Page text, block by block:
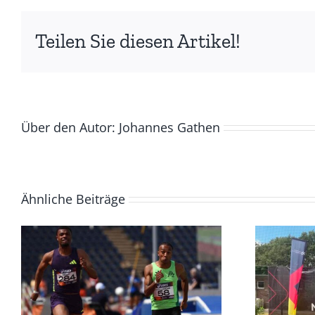
Teilen Sie diesen Artikel!
Über den Autor: Johannes Gathen
Ähnliche Beiträge
DM Masters, 17. –